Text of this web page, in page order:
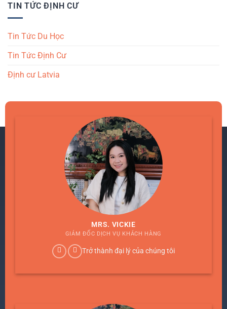
TIN TỨC ĐỊNH CƯ
Tin Tức Du Học
Tin Tức Định Cư
Định cư Latvia
MRS. VICKIE
GIÁM ĐỐC DỊCH VỤ KHÁCH HÀNG
Trở thành đại lý của chúng tôi